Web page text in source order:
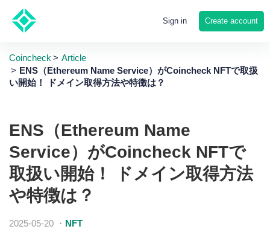
Sign in Create account
Coincheck
Article
ENS（Ethereum Name Service）がCoincheck NFTで取扱
い開始！ ドメイン取得方法や特徴は？
ENS（Ethereum Name
Service）がCoincheck NFTで
取扱い開始！ ドメイン取得方法
や特徴は？
2025-05-20 ・ NFT